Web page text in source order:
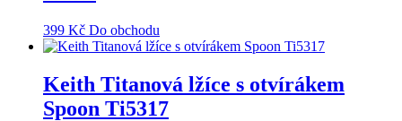
399 Kč Do obchodu
Keith Titanová lžíce s otvírákem
Spoon Ti5317